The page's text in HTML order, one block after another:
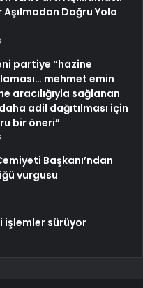
Aşılmadan Doğru Yola
partiye “hazine
mehmet emin
aracılığıyla sağlanan
adil dağıtılması için
bir öneri”
Başkanı’ndan
vurgusu
işlemler sürüyor